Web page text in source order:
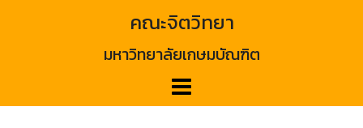
คณะจิตวิทยา
มหาวิทยาลัยเกษมบัณฑิต